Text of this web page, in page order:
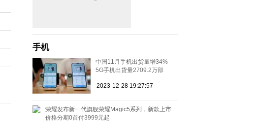
手机
中国11月手机出货量增34%
5G手机出货量2709.2万部
2023-12-28 19:27:57
荣耀发布新一代旗舰荣耀Magic5系列，新款上市
价格分期0首付3999元起